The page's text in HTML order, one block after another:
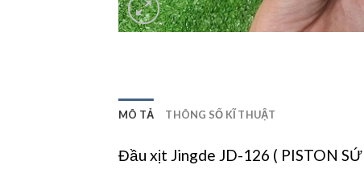
MÔ TẢ THÔNG SỐ KĨ THUẬT
Đầu xịt Jingde JD-126 ( PISTON